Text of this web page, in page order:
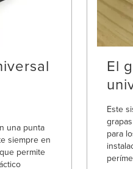
una punta
siempre en
permite
El
Este
para